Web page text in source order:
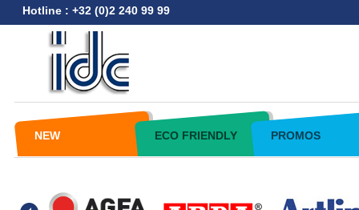
Hotline : +32 (0)2 240 99 99
NEW ECO FRIENDLY PROMOS